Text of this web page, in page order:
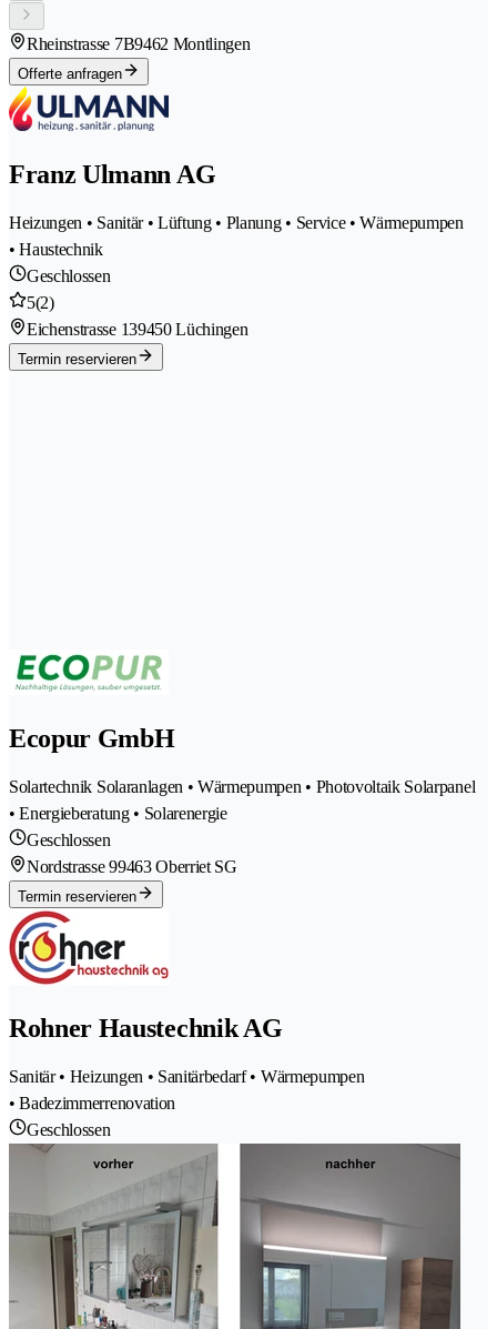
Rheinstrasse 7B9462 Montlingen
Offerte anfragen
Franz Ulmann AG
Heizungen • Sanitär • Lüftung • Planung • Service • Wärmepumpen
• Haustechnik
Geschlossen
5(2)
Eichenstrasse 139450 Lüchingen
Termin reservieren
Ecopur GmbH
Solartechnik Solaranlagen • Wärmepumpen • Photovoltaik Solarpanel
• Energieberatung • Solarenergie
Geschlossen
Nordstrasse 99463 Oberriet SG
Termin reservieren
Rohner Haustechnik AG
Sanitär • Heizungen • Sanitärbedarf • Wärmepumpen
• Badezimmerrenovation
Geschlossen